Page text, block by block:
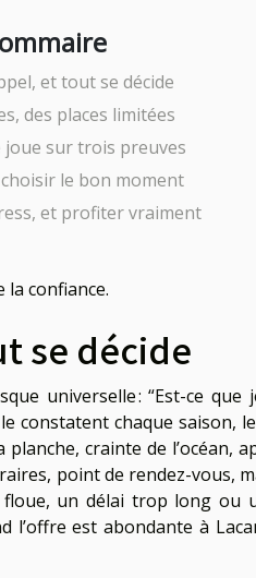
et tout se décide
des places limitées
joue sur trois preuves
choisir le bon moment
et profiter vraiment
confiance.
se décide
universelle : “Est-ce que
constatent chaque saison,
crainte de l’océan,
point de rendez-vous,
un délai trop long ou
est abondante à